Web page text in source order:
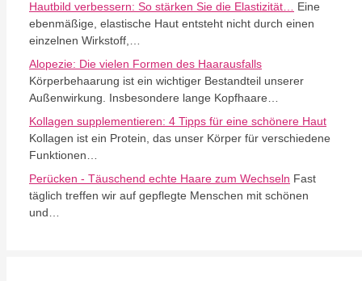
Hautbild verbessern: So stärken Sie die Elastizität… Eine
ebenmäßige, elastische Haut entsteht nicht durch einen
einzelnen Wirkstoff,…
Alopezie: Die vielen Formen des Haarausfalls
Körperbehaarung ist ein wichtiger Bestandteil unserer
Außenwirkung. Insbesondere lange Kopfhaare…
Kollagen supplementieren: 4 Tipps für eine schönere Haut
Kollagen ist ein Protein, das unser Körper für verschiedene
Funktionen…
Perücken - Täuschend echte Haare zum Wechseln Fast
täglich treffen wir auf gepflegte Menschen mit schönen
und…